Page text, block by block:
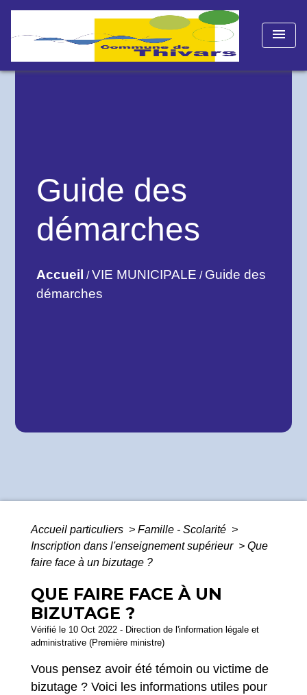
menu
Guide des
démarches
Accueil /VIE MUNICIPALE / Guide des
démarches
Accueil particuliers > Famille - Scolarité >
Inscription dans l'enseignement supérieur > Que
faire face à un bizutage ?
QUE FAIRE FACE À UN
BIZUTAGE ?
Vérifié le 10 Oct 2022 - Direction de l'information légale et
administrative (Première ministre)
Vous pensez avoir été témoin ou victime de
bizutage ? Voici les informations utiles pour